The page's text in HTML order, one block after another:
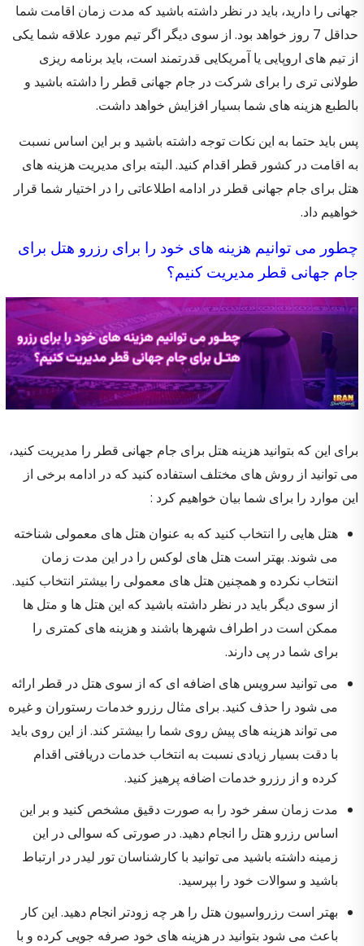
جهانی را دارید، باید در نظر داشته باشید که مدت زمان اقامت شما
حداقل 7 روز خواهد بود. از سوی دیگر اگر تیم مورد علاقه شما یکی
از تیم های اروپایی یا آمریکایی قدرتمند است، باید برنامه ریزی
طولانی تری را برای شرکت در جام جهانی قطر را داشته باشید و
بالطبع هزینه های شما بسیار افزایش خواهد داشت.
پس باید حتما به این نکات توجه داشته باشید و بر این اساس نسبت
به اقامت در کشور قطر اقدام کنید. البته برای مدیریت هزینه های
هتل برای جام جهانی قطر در ادامه اطلاعاتی را در اختیار شما قرار
خواهیم داد.
چطور می توانیم هزینه های خود را برای رزرو هتل برای
جام جهانی قطر مدیریت کنیم؟
برای این که بتوانید هزینه هتل برای جام جهانی قطر را مدیریت کنید،
می توانید از روش های مختلف استفاده کنید که در ادامه برخی از
این موارد را برای شما بیان خواهیم کرد :
هتل هایی را انتخاب کنید که به عنوان هتل های معمولی شناخته
می شوند. بهتر است هتل های لوکس را در این مدت زمان
انتخاب نکرده و همچنین هتل های معمولی را بیشتر انتخاب کنید.
از سوی دیگر باید در نظر داشته باشید که این هتل ها و متل ها
ممکن است در اطراف شهرها باشند و هزینه های کمتری را
برای شما در پی دارند.
می توانید سرویس های اضافه ای که از سوی هتل در قطر ارائه
می شود را حذف کنید. برای مثال رزرو خدمات رستوران و غیره
می تواند هزینه های پیش روی شما را بیشتر کند. از این روی باید
با دقت بسیار زیادی نسبت به انتخاب خدمات دریافتی اقدام
کرده و از رزرو خدمات اضافه پرهیز کنید.
مدت زمان سفر خود را به صورت دقیق مشخص کنید و بر این
اساس رزرو هتل را انجام دهید. در صورتی که سوالی در این
زمینه داشته باشید می توانید با کارشناسان تور لیدر در ارتباط
باشید و سوالات خود را بپرسید.
بهتر است رزرواسیون هتل را هر چه زودتر انجام دهید. این کار
باعث می شود بتوانید در هزینه های خود صرفه جویی کرده و با